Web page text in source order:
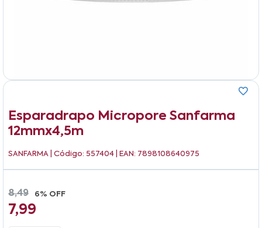
Esparadrapo Micropore Sanfarma
12mmx4,5m
SANFARMA | Código: 557404 | EAN: 7898108640975
8,49 6% OFF
7,99